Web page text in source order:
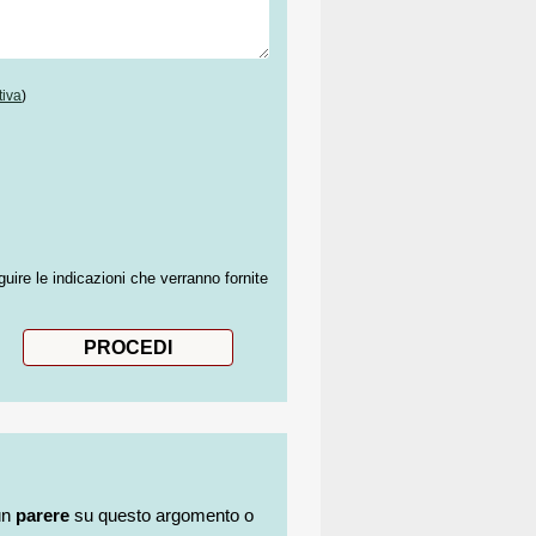
)
le indicazioni che verranno fornite
pareresu questo argomento o